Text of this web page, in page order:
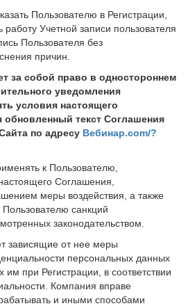
Пользователю в Регистрации,
Учетной записи пользователя
Пользователя без
причин.
за собой право в одностороннем
уведомления
условия настоящего
текст Соглашения
по адресу Вебинар.com/?
к Пользователю,
Соглашения,
меры воздействия, а также
санкций
законодательством.
зависящие от нее меры
персональных данных
им при Регистрации, в соответствии
Компания вправе
и иными способами